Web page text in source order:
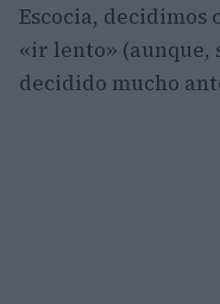
Escocia, decidimos
«ir lento» (aunque,
decidido mucho